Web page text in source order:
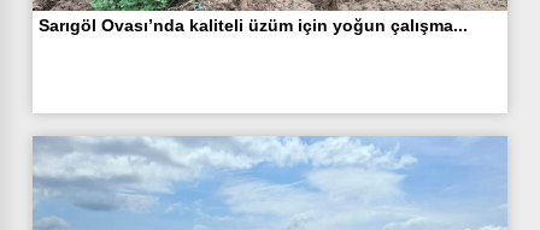
Sarıgöl Ovası’nda kaliteli üzüm için yoğun çalışma...